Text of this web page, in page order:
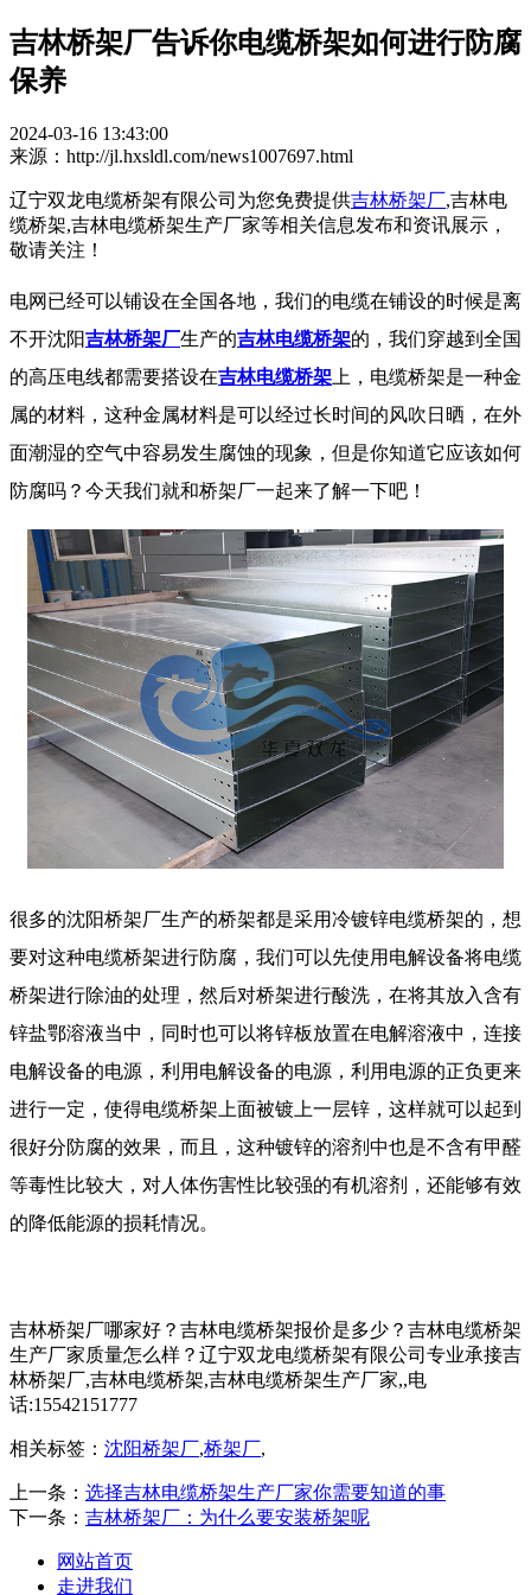
吉林桥架厂告诉你电缆桥架如何进行防腐
保养
2024-03-16 13:43:00
来源：http://jl.hxsldl.com/news1007697.html
辽宁双龙电缆桥架有限公司为您免费提供吉林桥架厂,吉林电
缆桥架,吉林电缆桥架生产厂家等相关信息发布和资讯展示，
敬请关注！
电网已经可以铺设在全国各地，我们的电缆在铺设的时候是离
不开沈阳吉林桥架厂生产的吉林电缆桥架的，我们穿越到全国
的高压电线都需要搭设在吉林电缆桥架 上，电缆桥架是一种金
属的材料，这种金属材料是可以经过长时间的风吹日晒，在外
面潮湿的空气中容易发生腐蚀的现象，但是你知道它应该如何
防腐吗？今天我们就和桥架厂一起来了解一下吧！
很多的沈阳桥架厂生产的桥架都是采用冷镀锌电缆桥架的，想
要对这种电缆桥架进行防腐，我们可以先使用电解设备将电缆
桥架进行除油的处理，然后对桥架进行酸洗，在将其放入含有
锌盐鄂溶液当中，同时也可以将锌板放置在电解溶液中，连接
电解设备的电源，利用电解设备的电源，利用电源的正负更来
进行一定，使得电缆桥架上面被镀上一层锌，这样就可以起到
很好分防腐的效果，而且，这种镀锌的溶剂中也是不含有甲醛
等毒性比较大，对人体伤害性比较强的有机溶剂，还能够有效
的降低能源的损耗情况。
吉林桥架厂哪家好？吉林电缆桥架报价是多少？吉林电缆桥架
生产厂家质量怎么样？辽宁双龙电缆桥架有限公司专业承接吉
林桥架厂,吉林电缆桥架,吉林电缆桥架生产厂家,,电
话:15542151777
相关标签： 沈阳桥架厂,桥架厂,
上一条： 选择吉林电缆桥架生产厂家你需要知道的事
下一条： 吉林桥架厂：为什么要安装桥架呢
网站首页
走进我们